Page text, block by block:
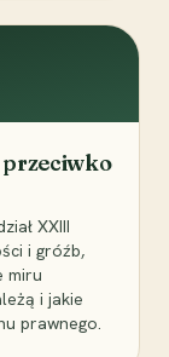
przeciwko
XXIII
i gróźb,
miru
i jakie
prawnego.